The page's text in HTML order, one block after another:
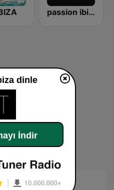
passion ibiza radio
dinle
İndir